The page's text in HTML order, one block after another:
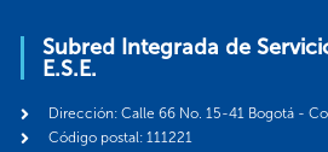
Subred Integrada de
E.S.E.
Dirección: Calle 66 No. 15-41 Bogotá -
Código postal: 111221